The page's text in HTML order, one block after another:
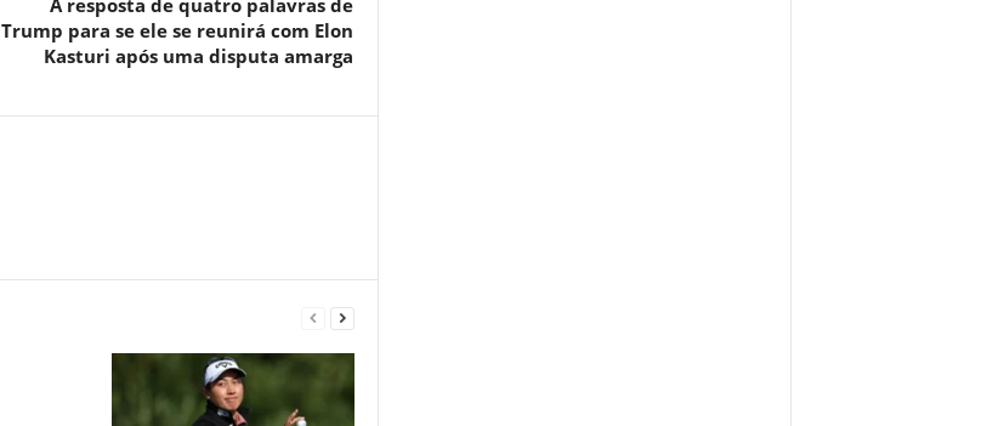
A resposta de quatro palavras de
Trump para se ele se reunirá com Elon
Kasturi após uma disputa amarga